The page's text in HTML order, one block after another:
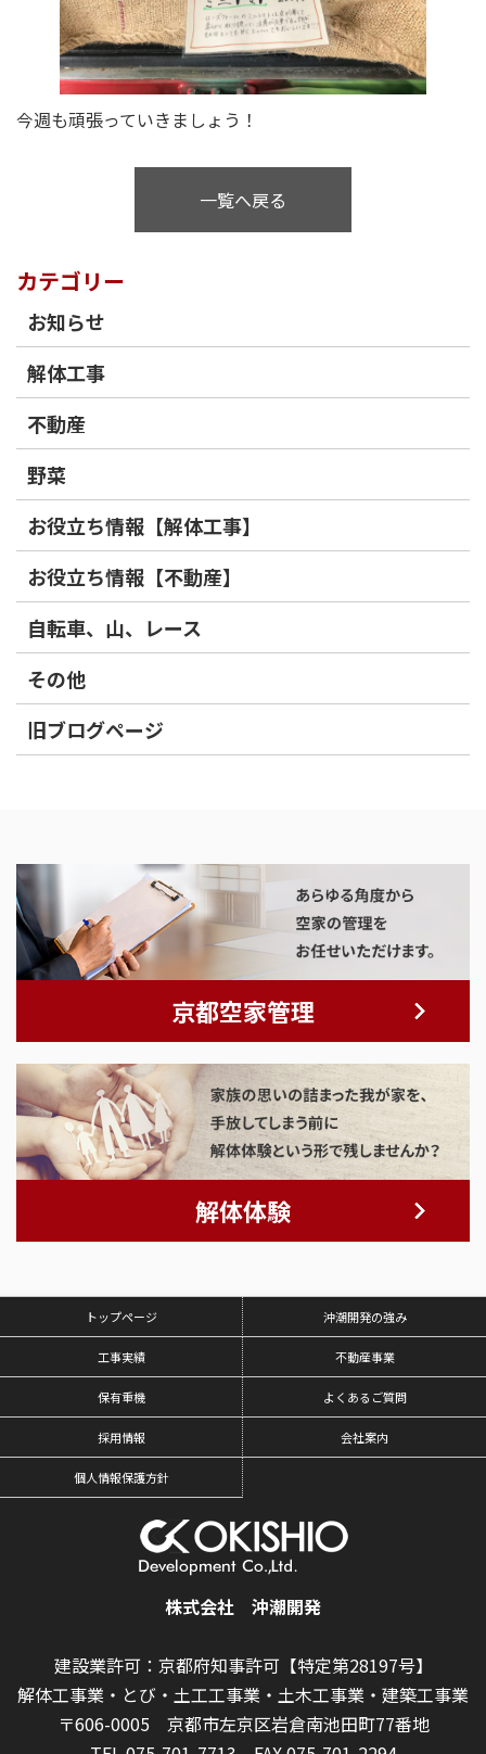
今週も頑張っていきましょう！
一覧へ戻る
カテゴリー
お知らせ
解体工事
不動産
野菜
お役立ち情報【解体工事】
お役立ち情報【不動産】
自転車、山、レース
その他
旧ブログページ
京都空家管理
解体体験
トップページ 沖潮開発の強み
工事実績 不動産事業
保有重機 よくあるご質問
採用情報 会社案内
個人情報保護方針
株式会社 沖潮開発
建設業許可：京都府知事許可【特定第28197号】
解体工事業・とび・土工工事業・土木工事業・建築工事業
〒606-0005 京都市左京区岩倉南池田町77番地